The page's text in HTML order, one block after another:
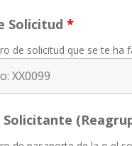
Solicitud *
de solicitud que se te ha
Solicitante